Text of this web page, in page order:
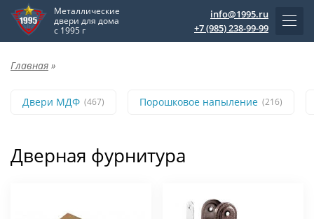
Металлические
двери для дома
с 1995 г
info@1995.ru
+7 (985) 238-99-99
Главная »
Двери МДФ (467) Порошковое напыление (216)
Дверная фурнитура